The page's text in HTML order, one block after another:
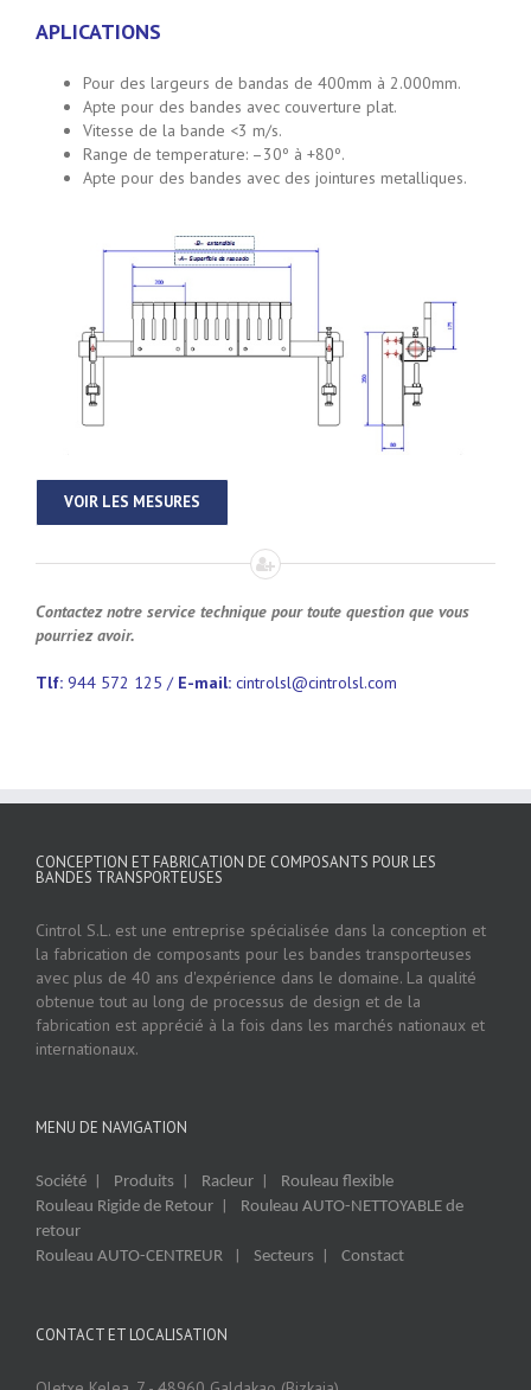
APLICATIONS
Pour des largeurs de bandas de 400mm à 2.000mm.
Apte pour des bandes avec couverture plat.
Vitesse de la bande <3 m/s.
Range de temperature: –30º à +80º.
Apte pour des bandes avec des jointures metalliques.
VOIR LES MESURES
Contactez notre service technique pour toute question que vous
pourriez avoir.
Tlf: 944 572 125 /E-mail: cintrolsl@cintrolsl.com
CONCEPTION ET FABRICATION DE COMPOSANTS POUR LES
BANDES TRANSPORTEUSES
Cintrol S.L. est une entreprise spécialisée dans la conception et
la fabrication de composants pour les bandes transporteuses
avec plus de 40 ans d'expérience dans le domaine. La qualité
obtenue tout au long de processus de design et de la
fabrication est apprécié à la fois dans les marchés nationaux et
internationaux.
MENU DE NAVIGATION
Société | Produits | Racleur |
Rouleau flexible
Rouleau Rigide de Retour |
Rouleau AUTO-NETTOYABLE de
retour
Rouleau AUTO-CENTREUR
| Secteurs | Constact
CONTACT ET LOCALISATION